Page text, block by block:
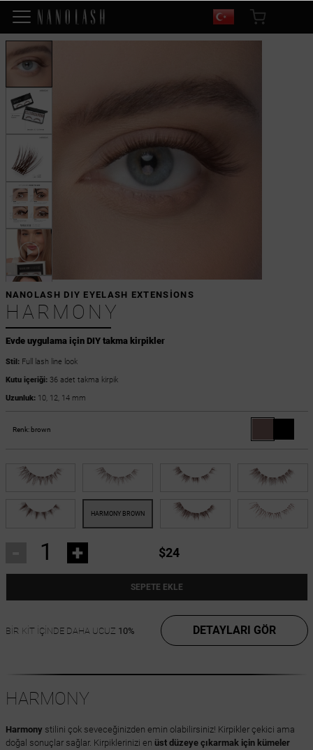
Evde uygulama için DIY takma kirpikler
NANOLASH DIY EYELASH EXTENSIONS
HARMONY
Stil:Full lash line look
Kutu içeriği:36 adet takma kirpik
Uzunluk:10, 12, 14 mm
Renk: brown
+ $24
SEPETE EKLE
BİR KİT İÇİNDE DAHA UCUZ 10% DETAYLARI GÖR
HARMONY
Harmony stilini çok seveceğinizden emin olabilirsiniz! Kirpikler çekici ama
doğal sonuçlar sağlar. Kirpiklerinizi en üst düzeye çıkarmak için kümeler